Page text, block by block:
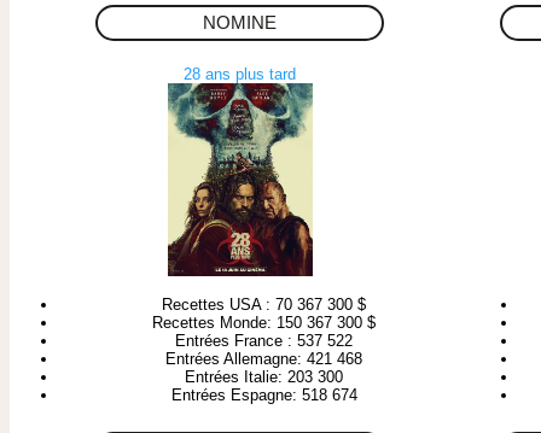
NOMINE
28 ans plus tard
Recettes USA : 70 367 300 $
Recettes Monde: 150 367 300 $
Entrées France : 537 522
Entrées Allemagne: 421 468
Entrées Italie: 203 300
Entrées Espagne: 518 674